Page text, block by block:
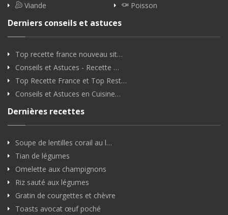
Viande
Poisson
Derniers conseils et astuces
Top recette france nouveau sit…
Conseils et Astuces - Recette …
Top Recette France et Top Rest…
Conseils et Astuces en Cuisine…
Dernières recettes
Soupe de lentilles corail au l…
Tian de légumes
Omelette aux champignons
Riz sauté aux légumes
Gratin de courgettes et chèvre
Toasts avocat œuf poché